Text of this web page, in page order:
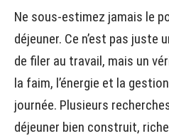
Ne sous-estimez jamais le
déjeuner. Ce n’est pas juste
de filer au travail, mais un
la faim, l’énergie et la
journée. Plusieurs
déjeuner bien construit,